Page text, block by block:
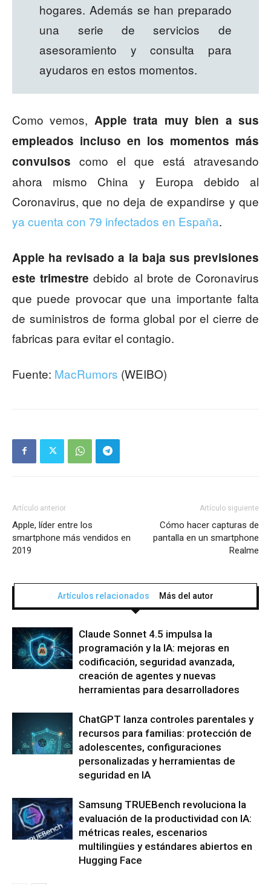
hogares. Además se han preparado
una serie de servicios de
asesoramiento y consulta para
ayudaros en estos momentos.
Como vemos, Apple trata muy bien a sus
empleados incluso en los momentos más
convulsos como el que está atravesando
ahora mismo China y Europa debido al
Coronavirus, que no deja de expandirse y que
ya cuenta con 79 infectados en España.
Apple ha revisado a la baja sus previsiones
este trimestre debido al brote de Coronavirus
que puede provocar que una importante falta
de suministros de forma global por el cierre de
fabricas para evitar el contagio.
Fuente: MacRumors (WEIBO)
Artículo anterior
Apple, líder entre los
smartphone más vendidos en
2019
Artículo siguiente
Cómo hacer capturas de
pantalla en un smartphone
Realme
Artículos relacionados Más del autor
Claude Sonnet 4.5 impulsa la
programación y la IA: mejoras en
codificación, seguridad avanzada,
creación de agentes y nuevas
herramientas para desarrolladores
ChatGPT lanza controles parentales y
recursos para familias: protección de
adolescentes, configuraciones
personalizadas y herramientas de
seguridad en IA
Samsung TRUEBench revoluciona la
evaluación de la productividad con IA:
métricas reales, escenarios
multilingües y estándares abiertos en
Hugging Face